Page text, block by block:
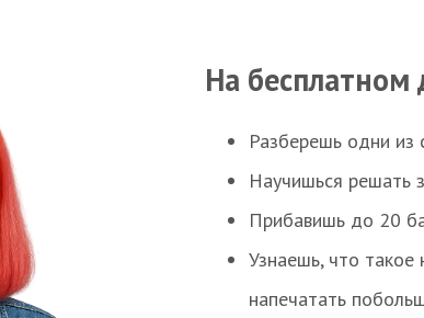
На
Разберешь одни из
Научишься решать
Прибавишь до 20
Узнаешь, что такое
напечатать